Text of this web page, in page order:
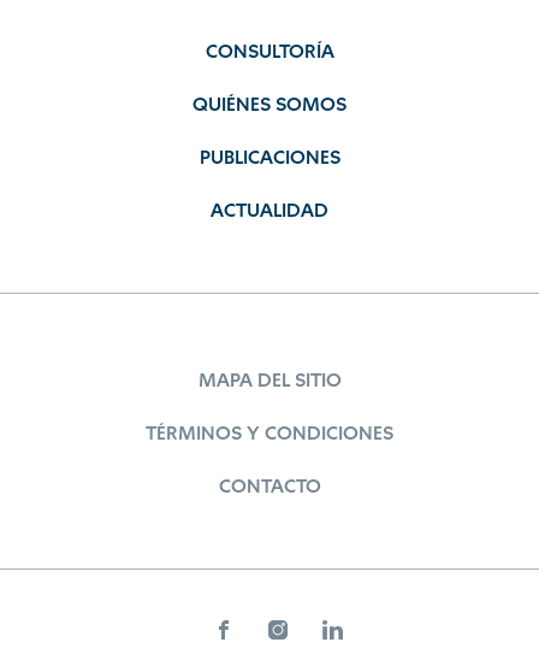
CONSULTORÍA
QUIÉNES SOMOS
PUBLICACIONES
ACTUALIDAD
MAPA DEL SITIO
TÉRMINOS Y CONDICIONES
CONTACTO